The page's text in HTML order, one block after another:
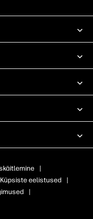
|
Küpsiste eelistused
|
|